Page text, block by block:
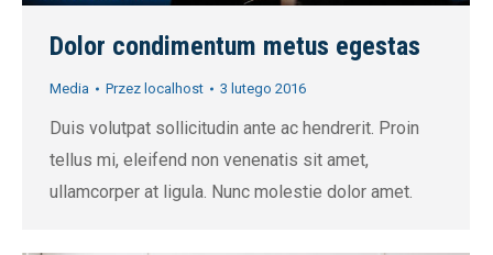
Dolor condimentum metus egestas
Media Przez localhost 3 lutego 2016
Duis volutpat sollicitudin ante ac hendrerit. Proin
tellus mi, eleifend non venenatis sit amet,
ullamcorper at ligula. Nunc molestie dolor amet.